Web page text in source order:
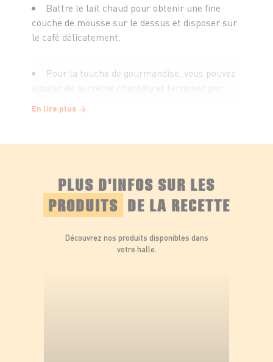
Battre le lait chaud pour obtenir une fine
couche de mousse sur le dessus et disposer sur
le café délicatement.
Pour la touche de gourmandise, vous pouvez
ajouter de la crème chantilly et terminer par
En lire plus
PLUS D'INFOS SUR LES
PRODUITS DE LA RECETTE
Découvrez nos produits disponibles dans
votre halle.